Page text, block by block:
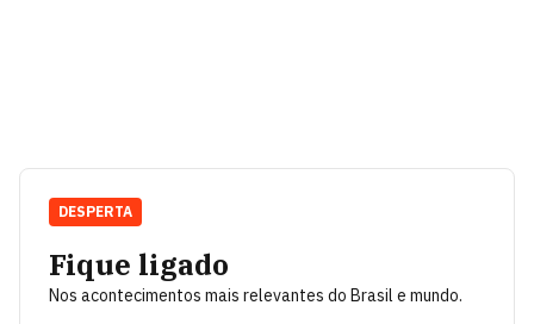
Fique ligado
Nos acontecimentos mais relevantes do Brasil e mundo.
DESPERTA